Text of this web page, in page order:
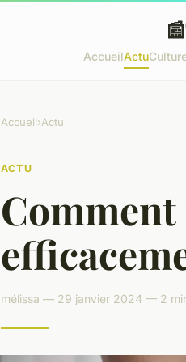
📰
AccueilActu
Accueil›Actu
ACTU
mélissa — 29 janvier 2024 — 2